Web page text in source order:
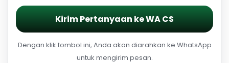
Kirim Pertanyaan ke WA CS
Dengan klik tombol ini, Anda akan diarahkan ke WhatsApp
untuk mengirim pesan.